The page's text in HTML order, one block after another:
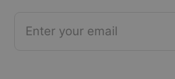
Enter your email